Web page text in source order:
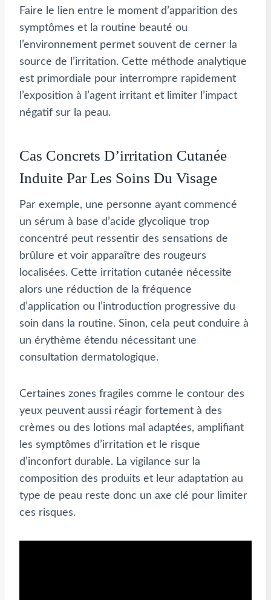
Faire le lien entre le moment d’apparition des
symptômes et la routine beauté ou
l’environnement permet souvent de cerner la
source de l’irritation. Cette méthode analytique
est primordiale pour interrompre rapidement
l’exposition à l’agent irritant et limiter l’impact
négatif sur la peau.
Cas Concrets D’irritation Cutanée
Induite Par Les Soins Du Visage
Par exemple, une personne ayant commencé
un sérum à base d’acide glycolique trop
concentré peut ressentir des sensations de
brûlure et voir apparaître des rougeurs
localisées. Cette irritation cutanée nécessite
alors une réduction de la fréquence
d’application ou l’introduction progressive du
soin dans la routine. Sinon, cela peut conduire à
un érythème étendu nécessitant une
consultation dermatologique.
Certaines zones fragiles comme le contour des
yeux peuvent aussi réagir fortement à des
crèmes ou des lotions mal adaptées, amplifiant
les symptômes d’irritation et le risque
d’inconfort durable. La vigilance sur la
composition des produits et leur adaptation au
type de peau reste donc un axe clé pour limiter
ces risques.